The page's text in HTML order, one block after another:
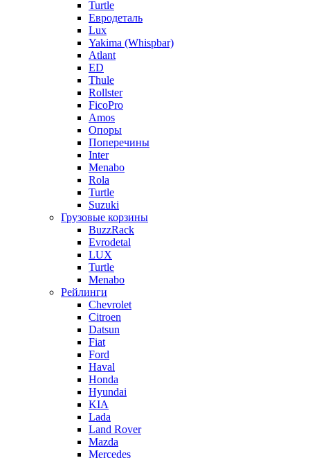
Turtle
Евродеталь
Lux
Yakima (Whispbar)
Atlant
ED
Thule
Rollster
FicoPro
Amos
Опоры
Поперечины
Inter
Menabo
Rola
Turtle
Suzuki
Грузовые корзины
BuzzRack
Evrodetal
LUX
Turtle
Menabo
Рейлинги
Chevrolet
Citroen
Datsun
Fiat
Ford
Haval
Honda
Hyundai
KIA
Lada
Land Rover
Mazda
Mercedes